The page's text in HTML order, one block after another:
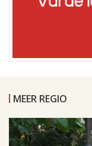
MEER REGIO